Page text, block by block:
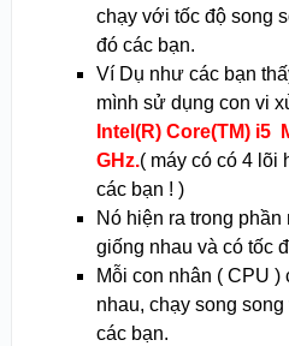
chạy với tốc độ song
đó các bạn.
Ví Dụ như các bạn
mình sử dụng con vi
Intel(R) Core(TM) i5
GHz.( máy có có 4 lõi
các bạn ! )
Nó hiện ra trong
giống nhau và có tốc
Mỗi con nhân ( CPU
nhau, chạy song
các bạn.